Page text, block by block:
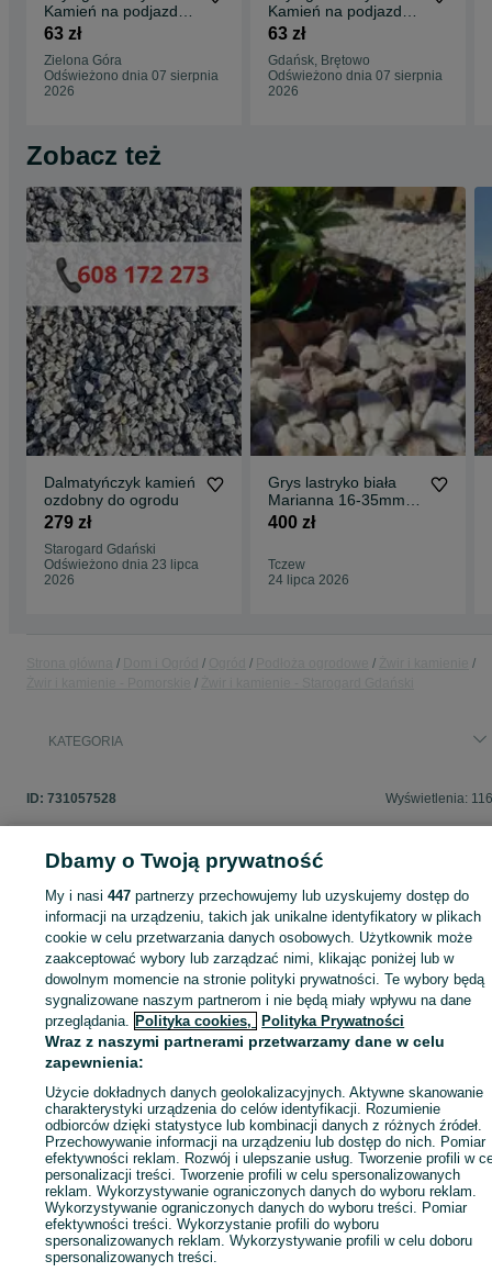
Kamień na podjazd
parking ogród
63 zł
Zielona Góra
Odświeżono dnia 07 sierpnia
2026
Kamień na podjazd
parking ogród
63 zł
Gdańsk, Brętowo
Odświeżono dnia 07 sierpnia
2026
Zobacz też
Dalmatyńczyk kamień
ozdobny do ogrodu
279 zł
Starogard Gdański
Odświeżono dnia 23 lipca
2026
Grys lastryko biała
Marianna 16-35mm
biały kamień ozdobny
400 zł
Tczew
24 lipca 2026
KATEGORIA
ID: 731057528 Wyświetlenia:
Zaloguj się lub załóż konto na OLX, aby skontaktować się z
sprzedającym
Zaloguj się / Załóż konto
Zadzwoń / SMS Wyślij wiadomość
Dbamy o Twoją prywatność
My i nasi447 partnerzy przechowujemy lub uzyskujemy dostęp do
informacji na urządzeniu, takich jak unikalne identyfikatory w plikach
cookie w celu przetwarzania danych osobowych. Użytkownik może
zaakceptować wybory lub zarządzać nimi, klikając poniżej lub w
dowolnym momencie na stronie polityki prywatności. Te wybory będą
sygnalizowane naszym partnerom i nie będą miały wpływu na dane
przeglądania. Polityka cookies, Polityka Prywatności
Wraz z naszymi partnerami przetwarzamy dane w celu
zapewnienia:
Użycie dokładnych danych geolokalizacyjnych. Aktywne skanowanie
charakterystyki urządzenia do celów identyfikacji. Rozumienie
odbiorców dzięki statystyce lub kombinacji danych z różnych źródeł.
Przechowywanie informacji na urządzeniu lub dostęp do nich. Pomiar
efektywności reklam. Rozwój i ulepszanie usług. Tworzenie profili w
personalizacji treści. Tworzenie profili w celu spersonalizowanych
reklam. Wykorzystywanie ograniczonych danych do wyboru reklam.
Wykorzystywanie ograniczonych danych do wyboru treści. Pomiar
efektywności treści. Wykorzystanie profili do wyboru
spersonalizowanych reklam. Wykorzystywanie profili w celu doboru
spersonalizowanych treści.